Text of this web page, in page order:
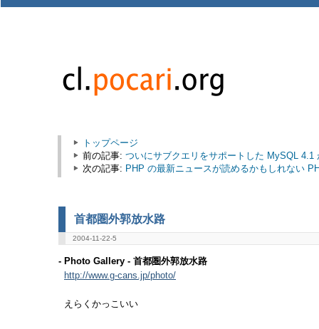
トップページ
前の記事: ついにサブクエリをサポートした MySQL 4.1
次の記事: PHP の最新ニュースが読めるかもしれない
首都圏外郭放水路
2004-11-22-5
- Photo Gallery - 首都圏外郭放水路
http://www.g-cans.jp/photo/
えらくかっこいい